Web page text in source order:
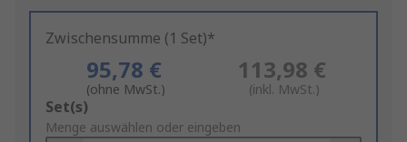
Zwischensumme (1 Set)*
95,78 €
(ohne MwSt.)
113,98 €
(inkl. MwSt.)
Add
to
Set(s)
Menge auswählen oder eingeben